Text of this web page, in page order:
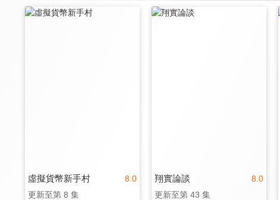
8.0
虛擬貨幣新手村
更新至第 8 集
8.0
翔實論談
更新至第 43 集